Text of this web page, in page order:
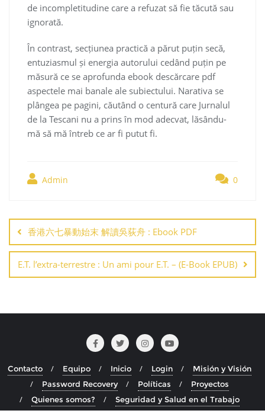
de incompletitudine care a refuzat să fie tăcută sau
ignorată.
În contrast, secțiunea practică a părut puțin secă,
entuziasmul și energia autorului cedând puțin pe
măsură ce se aprofunda ebook descărcare pdf
aspectele mai banale ale subiectului. Narativa se
plângea pe pagini, căutând o centură care Jurnalul
de la Tescani nu a prins în mod adecvat, lăsându-
mă să mă întreb ce ar fi putut fi.
Admin 0
de
entradas
香港六七暴動始末 解讀吳荻舟 : Ebook PDF
E.T. l’extra-terrestre : Un ami pour E.T. – (E-Book EPUB)
Contacto Equipo Inicio Login
Misión y Visión
Password Recovery
Políticas
Proyectos
Quienes somos?
Seguridad y Salud en el Trabajo